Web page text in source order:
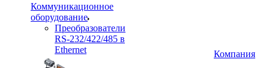
Коммуникационное
оборудование
Преобразователи
RS-232/422/485 в
Ethernet
Компания